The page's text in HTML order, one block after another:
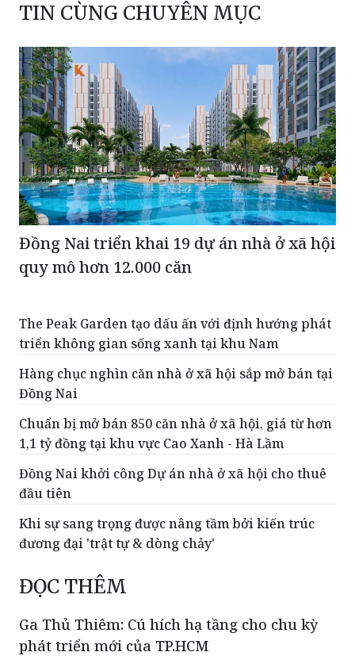
TIN CÙNG CHUYÊN MỤC
Đồng Nai triển khai 19 dự án nhà ở xã hội
quy mô hơn 12.000 căn
The Peak Garden tạo dấu ấn với định hướng phát
triển không gian sống xanh tại khu Nam
Hàng chục nghìn căn nhà ở xã hội sắp mở bán tại
Đồng Nai
Chuẩn bị mở bán 850 căn nhà ở xã hội, giá từ hơn
1,1 tỷ đồng tại khu vực Cao Xanh - Hà Lầm
Đồng Nai khởi công Dự án nhà ở xã hội cho thuê
đầu tiên
Khi sự sang trọng được nâng tầm bởi kiến trúc
đương đại 'trật tự & dòng chảy'
ĐỌC THÊM
Ga Thủ Thiêm: Cú hích hạ tầng cho chu kỳ
phát triển mới của TP.HCM